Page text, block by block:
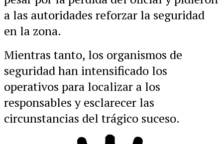
a las autoridades reforzar la seguridad
en la zona.
Mientras tanto, los organismos de
seguridad han intensificado los
operativos para localizar a los
responsables y esclarecer las
circunstancias del trágico suceso.